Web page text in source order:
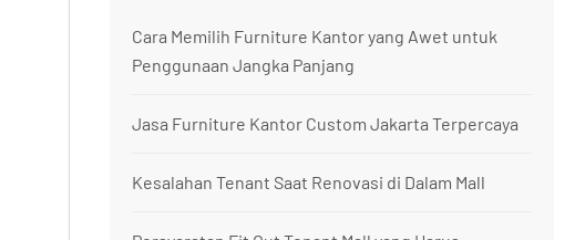
Cara Memilih Furniture Kantor yang Awet untuk
Penggunaan Jangka Panjang
Jasa Furniture Kantor Custom Jakarta Terpercaya
Kesalahan Tenant Saat Renovasi di Dalam Mall